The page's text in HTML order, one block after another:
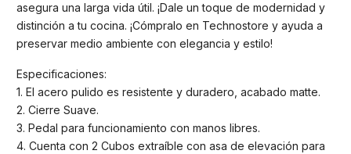
asegura una larga vida útil. ¡Dale un toque de modernidad y
distinción a tu cocina. ¡Cómpralo en Technostore y ayuda a
preservar medio ambiente con elegancia y estilo!
Especificaciones:
1. El acero pulido es resistente y duradero, acabado matte.
2. Cierre Suave.
3. Pedal para funcionamiento con manos libres.
4. Cuenta con 2 Cubos extraíble con asa de elevación para